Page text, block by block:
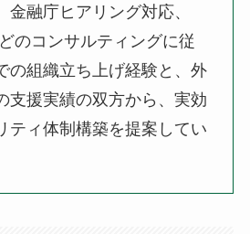
金融庁ヒアリング対応、
のコンサルティングに従
の組織立ち上げ経験と、外
支援実績の双方から、実効
ティ体制構築を提案してい